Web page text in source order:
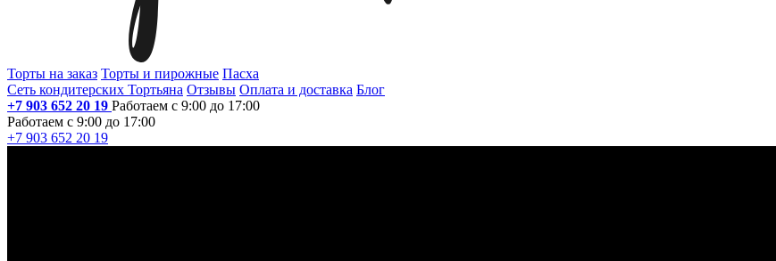
Торты на заказ Торты и пирожные Пасха
Сеть кондитерских Тортьяна Отзывы Оплата и доставка Блог
+7 903 652 20 19 Работаем с 9:00 до 17:00
Работаем с 9:00 до 17:00
+7 903 652 20 19